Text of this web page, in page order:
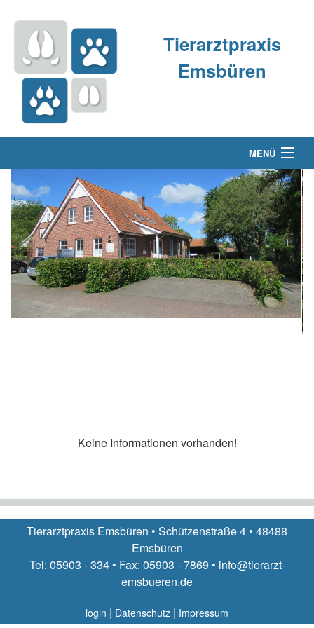
Tierarztpraxis
Emsbüren
MENÜ
Über uns
Kleintierpraxis
Großtierpraxis
Kontakt & Anfahrt
Keine Informationen vorhanden!
Tierarztpraxis Emsbüren • Schützenstraße 4 • 48488
Emsbüren
Tel: 05903 - 334 • Fax: 05903 - 7869 • info@tierarzt-
emsbueren.de
login | Datenschutz | Impressum